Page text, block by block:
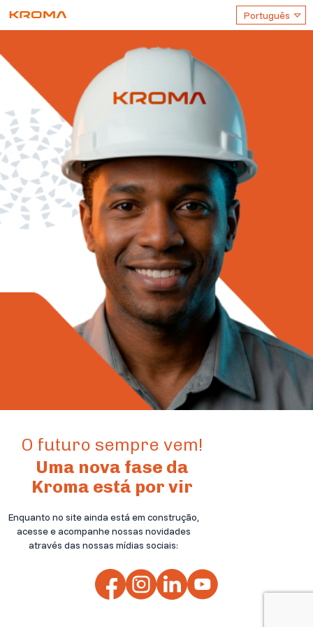
O futuro sempre vem!
Uma nova fase da
Kroma está por vir
Enquanto no site ainda está em construção,
acesse e acompanhe nossas novidades
através das nossas mídias sociais: